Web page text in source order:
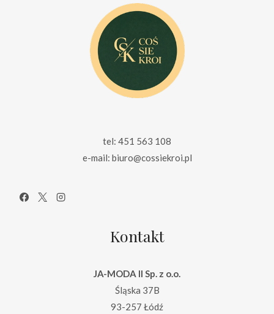
tel: 451 563 108
e-mail: biuro@cossiekroi.pl
Kontakt
JA-MODA II Sp. z o.o.
Śląska 37B
93-257 Łódź